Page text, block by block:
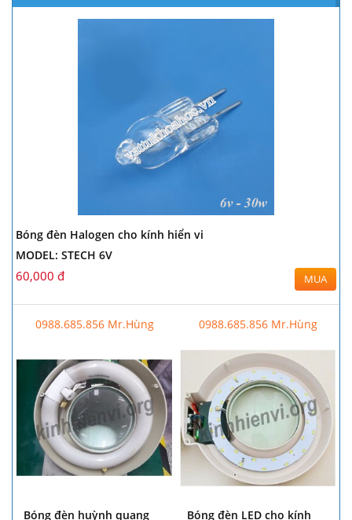
Bóng đèn Halogen cho kính hiển vi
MODEL: STECH 6V
60,000 đ MUA
0988.685.856 Mr.Hùng
Bóng đèn huỳnh quang
0988.685.856 Mr.Hùng
Bóng đèn LED cho kính